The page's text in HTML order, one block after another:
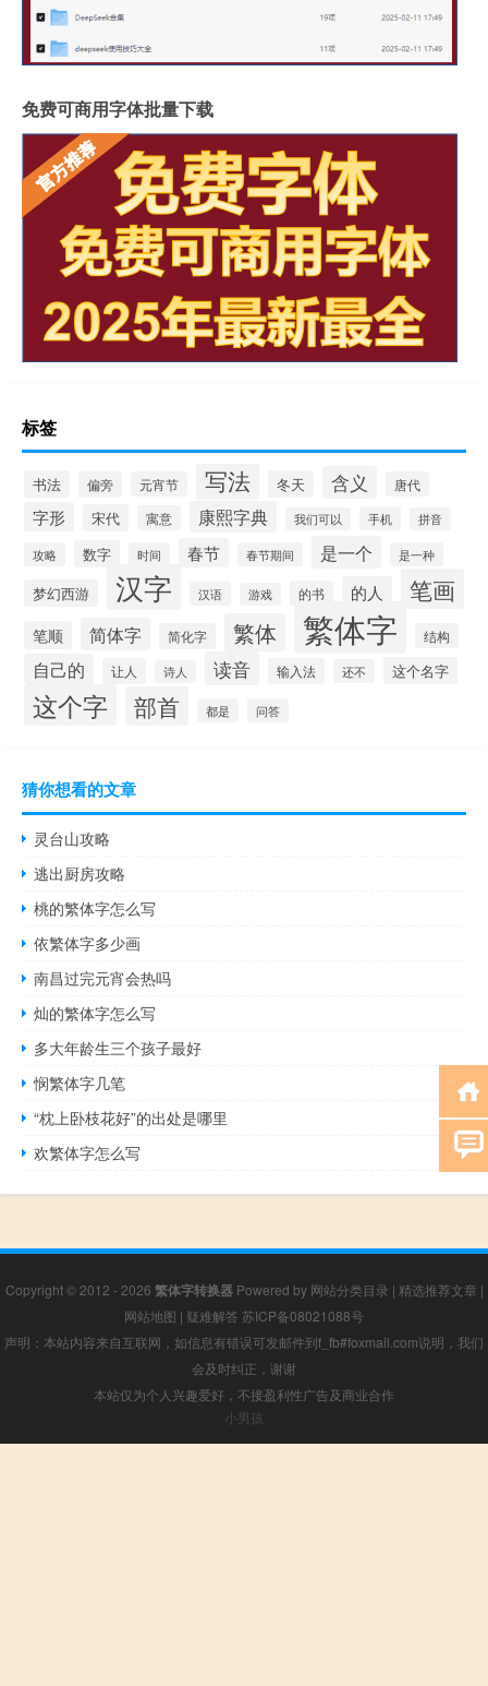
免费可商用字体批量下载
标签
书法 偏旁 元宵节 写法 冬天 含义 唐代
字形 宋代 寓意 康熙字典 我们可以 手机 拼音
攻略 数字 时间 春节 春节期间 是一个 是一种
梦幻西游 汉字 汉语 游戏 的书 的人 笔画
笔顺 简体字 简化字 繁体 繁体字 结构
自己的 让人 诗人 读音 输入法 还不 这个名字
这个字 部首 都是 问答
猜你想看的文章
灵台山攻略
逃出厨房攻略
桃的繁体字怎么写
依繁体字多少画
南昌过完元宵会热吗
灿的繁体字怎么写
多大年龄生三个孩子最好
悯繁体字几笔
“枕上卧枝花好”的出处是哪里
欢繁体字怎么写
Copyright © 2012 - 2026 繁体字转换器Powered by 网站分类目录 | 精选推荐文章 |
网站地图 | 疑难解答 苏ICP备08021088号
声明：本站内容来自互联网，如信息有错误可发邮件到f_fb#foxmail.com说明，我们
会及时纠正，谢谢
本站仅为个人兴趣爱好，不接盈利性广告及商业合作
小男孩